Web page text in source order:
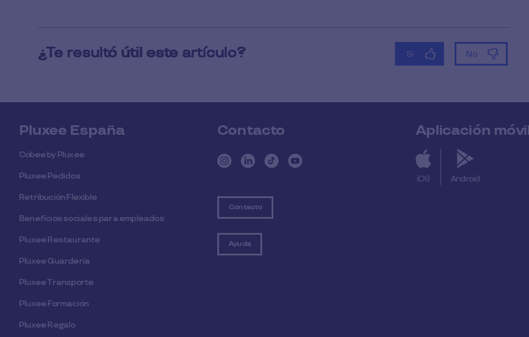
Pluxee España
Cobee by Pluxee
Pluxee Pedidos
Retribución Flexible
Beneficios sociales para empleados
Pluxee Restaurante
Pluxee Guardería
Pluxee Transporte
Pluxee Formación
Pluxee Regalo
Contacto
Contacto
Ayuda
Aplicación
iOS Android